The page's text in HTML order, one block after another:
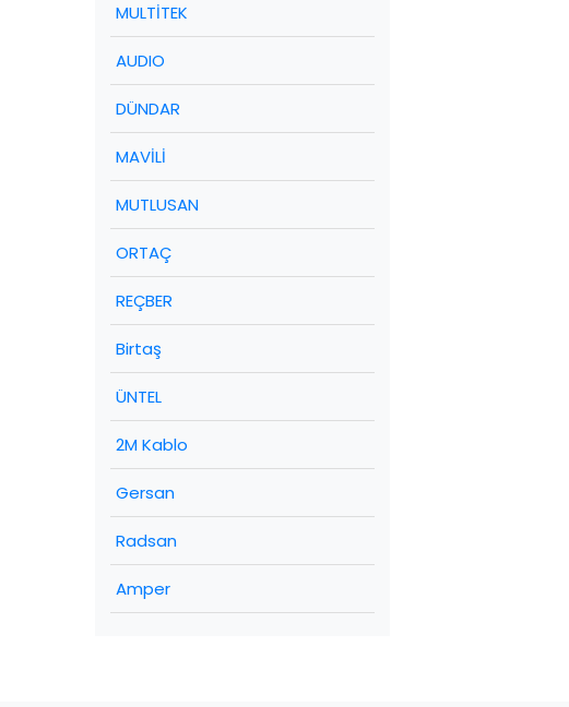
MULTİTEK
AUDIO
DÜNDAR
MAVİLİ
MUTLUSAN
ORTAÇ
REÇBER
Birtaş
ÜNTEL
2M Kablo
Gersan
Radsan
Amper